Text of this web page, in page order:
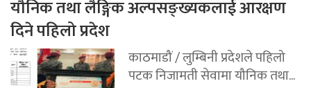
यौनिक तथा लैङ्गिक अल्पसङ्ख्यकलाई आरक्षण
दिने पहिलो प्रदेश
काठमाडौं / लुम्बिनी प्रदेशले पहिलो
पटक निजामती सेवामा यौनिक तथा...